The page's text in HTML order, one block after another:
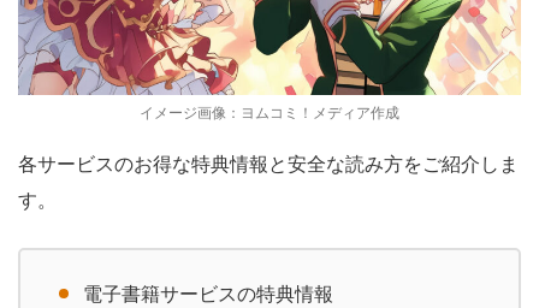
イメージ画像：ヨムコミ！メディア作成
各サービスのお得な特典情報と安全な読み方をご紹介しま
す。
電子書籍サービスの特典情報